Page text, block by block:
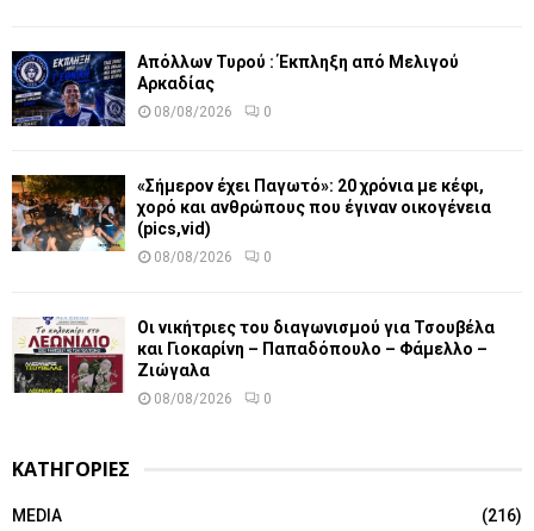
Απόλλων Τυρού : Έκπληξη από Μελιγού
Αρκαδίας
08/08/2026 0
«Σήμερον έχει Παγωτό»: 20 χρόνια με κέφι,
χορό και ανθρώπους που έγιναν οικογένεια
(pics,vid)
08/08/2026 0
Οι νικήτριες του διαγωνισμού για Τσουβέλα
και Γιοκαρίνη – Παπαδόπουλο – Φάμελλο –
Ζιώγαλα
08/08/2026 0
ΚΑΤΗΓΟΡΙΕΣ
MEDIA (216)